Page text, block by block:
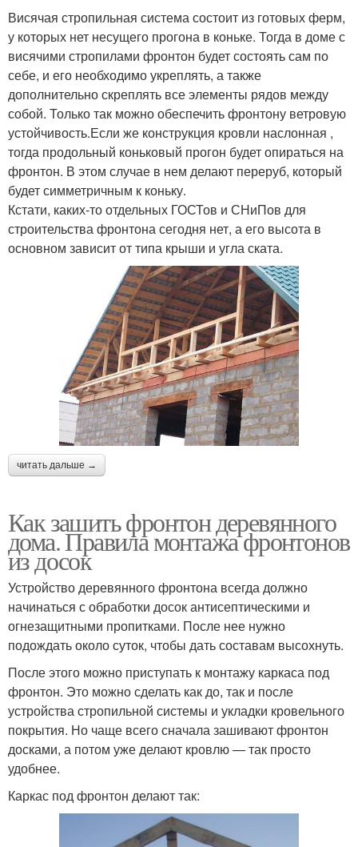
Висячая стропильная система состоит из готовых ферм,
у которых нет несущего прогона в коньке. Тогда в доме с
висячими стропилами фронтон будет состоять сам по
себе, и его необходимо укреплять, а также
дополнительно скреплять все элементы рядов между
собой. Только так можно обеспечить фронтону ветровую
устойчивость.Если же конструкция кровли наслонная ,
тогда продольный коньковый прогон будет опираться на
фронтон. В этом случае в нем делают переруб, который
будет симметричным к коньку.
Кстати, каких-то отдельных ГОСТов и СНиПов для
строительства фронтона сегодня нет, а его высота в
основном зависит от типа крыши и угла ската.
читать дальше →
Как зашить фронтон деревянного
дома. Правила монтажа фронтонов
из досок
Устройство деревянного фронтона всегда должно
начинаться с обработки досок антисептическими и
огнезащитными пропитками. После нее нужно
подождать около суток, чтобы дать составам высохнуть.
После этого можно приступать к монтажу каркаса под
фронтон. Это можно сделать как до, так и после
устройства стропильной системы и укладки кровельного
покрытия. Но чаще всего сначала зашивают фронтон
досками, а потом уже делают кровлю — так просто
удобнее.
Каркас под фронтон делают так: